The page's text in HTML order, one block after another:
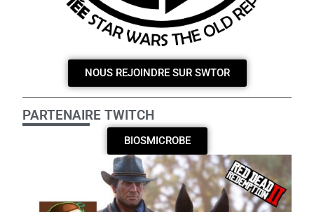
NOUS REJOINDRE SUR SWTOR
PARTENAIRE TWITCH
BIOSMICROBE